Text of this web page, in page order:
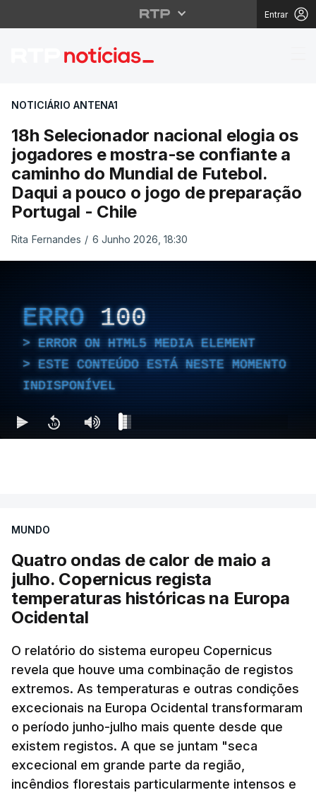
Entrar
18h Selecionador
NOTICIÁRIO ANTENA1
18h Selecionador nacional elogia os
jogadores e mostra-se confiante a
caminho do Mundial de Futebol.
Daqui a pouco o jogo de preparação
Portugal - Chile
Rita Fernandes / 6 Junho 2026, 18:30
ERRO 100
ERROR ON HTML5 MEDIA ELEMENT
ESTE CONTEÚDO ESTÁ NESTE MOMENTO
INDISPONÍVEL
MUNDO
Quatro ondas de calor de maio a
julho. Copernicus regista
temperaturas históricas na Europa
Ocidental
O relatório do sistema europeu Copernicus
revela que houve uma combinação de registos
extremos. As temperaturas e outras condições
excecionais na Europa Ocidental transformaram
o período junho-julho mais quente desde que
existem registos. A que se juntam "seca
excecional em grande parte da região,
incêndios florestais particularmente intensos e